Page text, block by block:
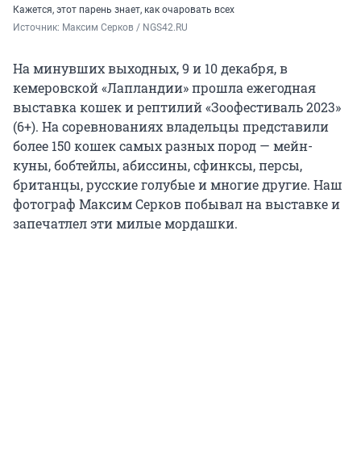
Кажется, этот парень знает, как очаровать всех
Источник: Максим Серков / NGS42.RU
На минувших выходных, 9 и 10 декабря, в
кемеровской «Лапландии» прошла ежегодная
выставка кошек и рептилий «Зоофестиваль 2023»
(6+). На соревнованиях владельцы представили
более 150 кошек самых разных пород — мейн-
куны, бобтейлы, абиссины, сфинксы, персы,
британцы, русские голубые и многие другие. Наш
фотограф Максим Серков побывал на выставке и
запечатлел эти милые мордашки.